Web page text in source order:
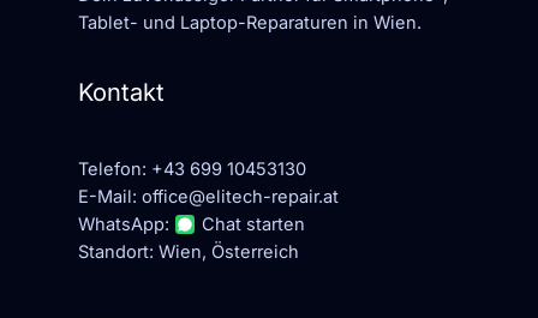
Tablet- und Laptop-Reparaturen in Wien.
Kontakt
Telefon: +43 699 10453130
E-Mail: office@elitech-repair.at
WhatsApp:
Chat starten
Standort: Wien, Österreich